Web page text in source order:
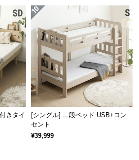
具シリーズのラインナッ
幅110cm
デンマー
クデザイ
ン ワーク
デスク
¥14,99
9
幅120cm
ク デザイ
デスク
¥19,99
8
幅130cm
デンマー
ク デザイ
¥17,99
9
きタイ
[シングル] 二段ベッド USB+コン
セント
¥39,999